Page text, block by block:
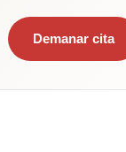
Demanar cita